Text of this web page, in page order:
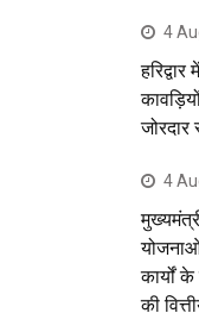
4
जोरदार
4
योजनाओं
कार्यों
की